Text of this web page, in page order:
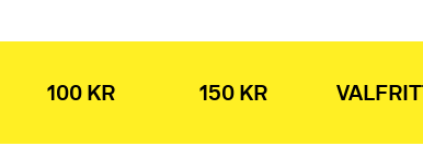
100 KR 150 KR